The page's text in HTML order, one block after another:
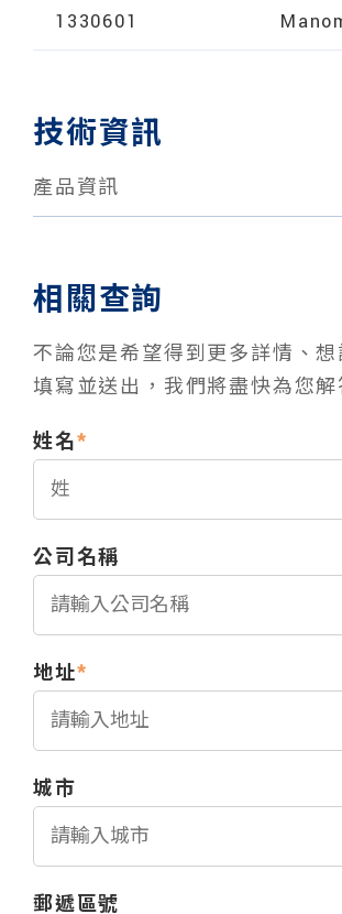
1330601
技術資訊
產品資訊
相關查詢
不論您是希望得到更多詳情、
填寫並送出，我們將盡快為您解
姓名*
公司名稱
地址*
城市
郵遞區號